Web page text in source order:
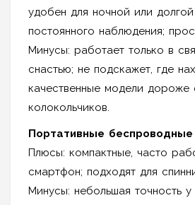
удобен для ночной или
постоянного наблюдения;
Минусы: работает только в
снастью; не подскажет, где
качественные модели дороже
колокольчиков.
Портативные
Плюсы: компактные, часто
смартфон; подходят для
Минусы: небольшая точность